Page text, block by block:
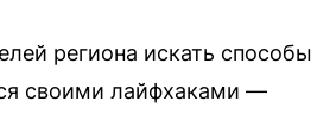
региона искать способы
своими лайфхаками —